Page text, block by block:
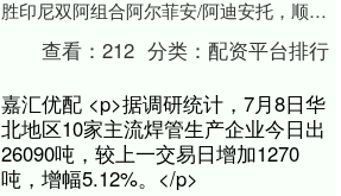
胜印尼双阿组合阿尔菲安/阿迪安托，顺利
挺进四强。 2024年巴黎....
查看：212 分类：配资平台排行
嘉汇优配 <p>据调研统计，7月8日华
北地区10家主流焊管生产企业今日出
26090吨，较上一交易日增加1270
吨，增幅5.12%。</p>